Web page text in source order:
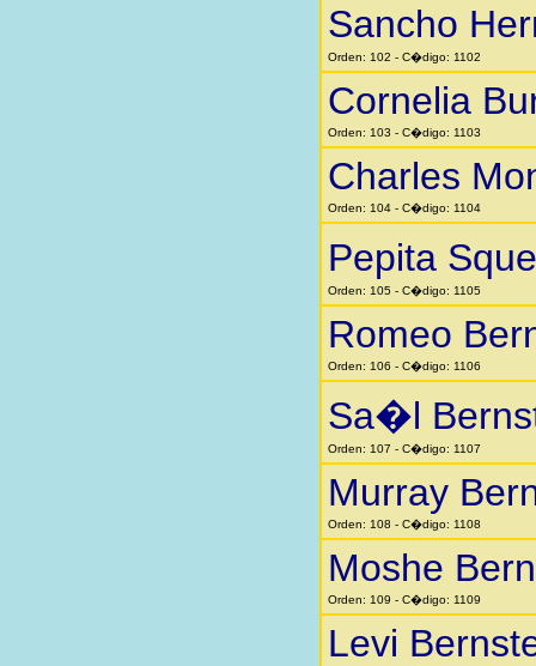
Sancho
Orden: 102 - C�digo: 1102
Cornelia
Orden: 103 - C�digo: 1103
Charles
Orden: 104 - C�digo: 1104
Pepita
Orden: 105 - C�digo: 1105
Romeo
Orden: 106 - C�digo: 1106
Sa�l
Orden: 107 - C�digo: 1107
Murray
Orden: 108 - C�digo: 1108
Moshe
Orden: 109 - C�digo: 1109
Levi